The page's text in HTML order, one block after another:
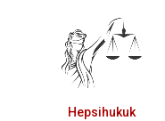
Hepsihukuk